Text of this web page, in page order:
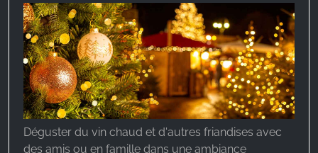
Déguster du vin chaud et d'autres friandises avec
des amis ou en famille dans une ambiance